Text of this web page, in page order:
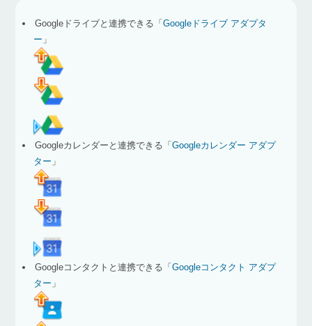
Googleドライブと連携できる「Googleドライブ アダプタ
ー 」
Googleカレンダーと連携できる「Googleカレンダー アダプ
ター 」
Googleコンタクトと連携できる「Googleコンタクト アダプ
ター 」